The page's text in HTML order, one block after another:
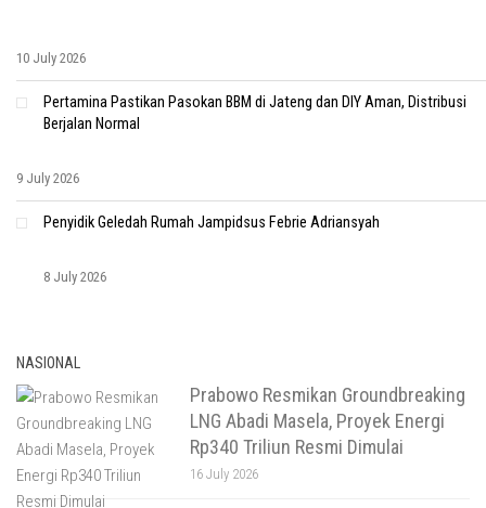
10 July 2026
Pertamina Pastikan Pasokan BBM di Jateng dan DIY Aman, Distribusi
Berjalan Normal
9 July 2026
Penyidik Geledah Rumah Jampidsus Febrie Adriansyah
8 July 2026
NASIONAL
Prabowo Resmikan Groundbreaking
LNG Abadi Masela, Proyek Energi
Rp340 Triliun Resmi Dimulai
16 July 2026